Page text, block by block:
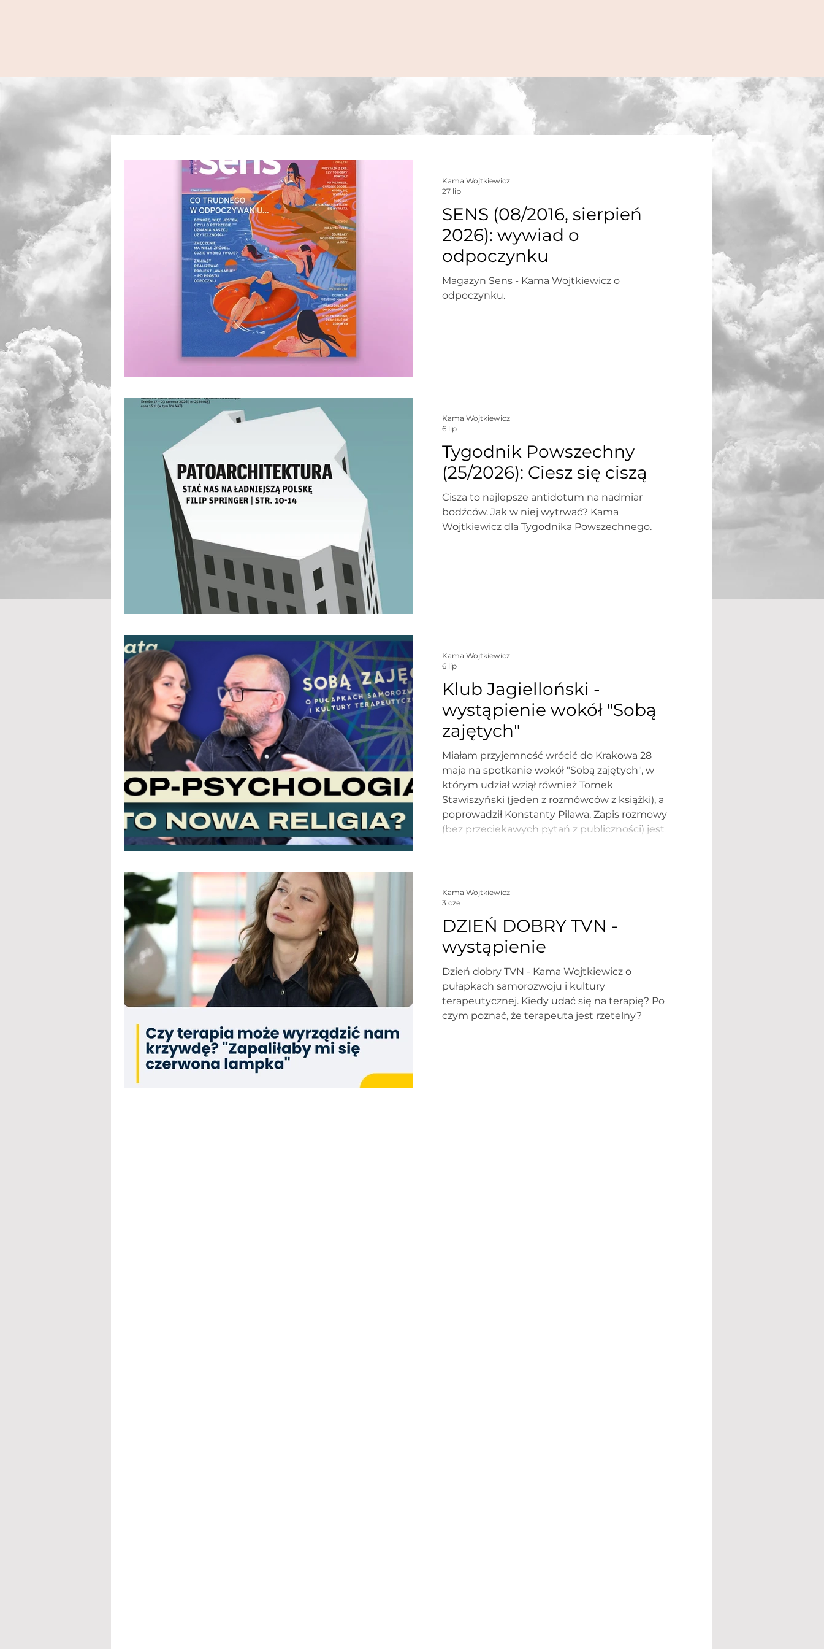
SENS (08/2016, sierpień
2026): wywiad o
odpoczynku
Magazyn Sens - Kama Wojtkiewicz o
odpoczynku.
Kama Wojtkiewicz
27 lip
Tygodnik Powszechny
(25/2026): Ciesz się ciszą
Cisza to najlepsze antidotum na nadmiar
bodźców. Jak w niej wytrwać? Kama
Wojtkiewicz dla Tygodnika Powszechnego.
Kama Wojtkiewicz
6 lip
Klub Jagielloński -
wystąpienie wokół "Sobą
zajętych"
Miałam przyjemność wrócić do Krakowa 28
maja na spotkanie wokół "Sobą zajętych", w
którym udział wziął również Tomek
Stawiszyński (jeden z rozmówców z książki), a
poprowadził Konstanty Pilawa. Zapis rozmowy
(bez przeciekawych pytań z publiczności) jest
Kama Wojtkiewicz
6 lip
DZIEŃ DOBRY TVN -
wystąpienie
Dzień dobry TVN - Kama Wojtkiewicz o
pułapkach samorozwoju i kultury
terapeutycznej. Kiedy udać się na terapię? Po
czym poznać, że terapeuta jest rzetelny?
Kama Wojtkiewicz
3 cze